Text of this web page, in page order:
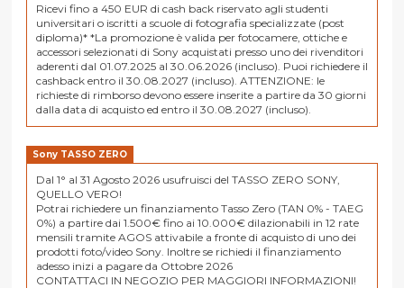
Ricevi fino a 450 EUR di cash back riservato agli studenti
universitari o iscritti a scuole di fotografia specializzate (post
diploma)* *La promozione è valida per fotocamere, ottiche e
accessori selezionati di Sony acquistati presso uno dei rivenditori
aderenti dal 01.07.2025 al 30.06.2026 (incluso). Puoi richiedere il
cashback entro il 30.08.2027 (incluso). ATTENZIONE: le
richieste di rimborso devono essere inserite a partire da 30 giorni
dalla data di acquisto ed entro il 30.08.2027 (incluso).
Sony TASSO ZERO
Dal 1° al 31 Agosto 2026 usufruisci del TASSO ZERO SONY,
QUELLO VERO!
Potrai richiedere un finanziamento Tasso Zero (TAN 0% - TAEG
0%) a partire dai 1.500€ fino ai 10.000€ dilazionabili in 12 rate
mensili tramite AGOS attivabile a fronte di acquisto di uno dei
prodotti foto/video Sony. Inoltre se richiedi il finanziamento
adesso inizi a pagare da Ottobre 2026
CONTATTACI IN NEGOZIO PER MAGGIORI INFORMAZIONI!